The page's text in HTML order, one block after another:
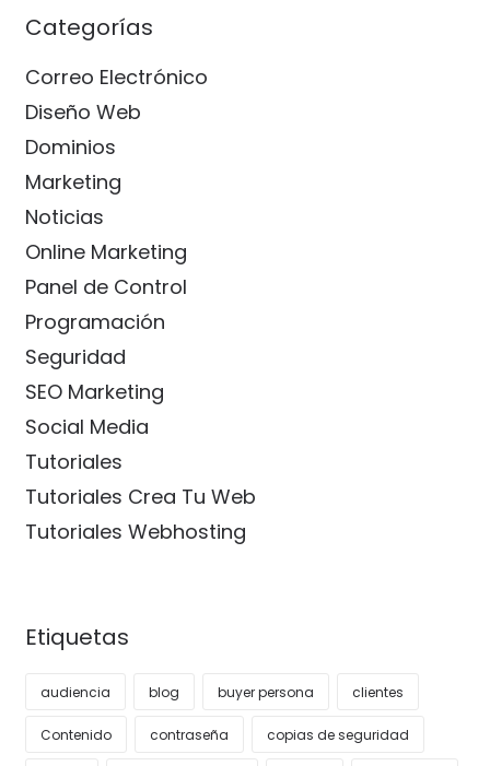
Categorías
Correo Electrónico
Diseño Web
Dominios
Marketing
Noticias
Online Marketing
Panel de Control
Programación
Seguridad
SEO Marketing
Social Media
Tutoriales
Tutoriales Crea Tu Web
Tutoriales Webhosting
Etiquetas
audiencia blog buyer persona clientes
Contenido contraseña copias de seguridad